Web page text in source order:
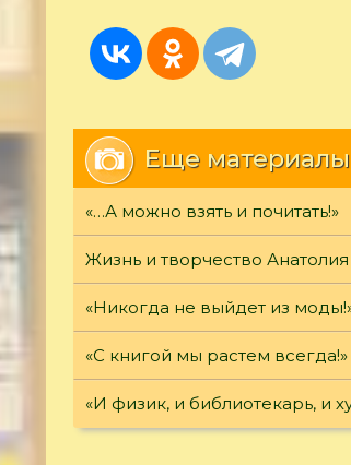
Еще материалы
«…А можно взять и почитать!»
Жизнь и творчество
«Никогда не выйдет из
«С книгой мы растем всегда!»
«И физик, и библиотекарь, и